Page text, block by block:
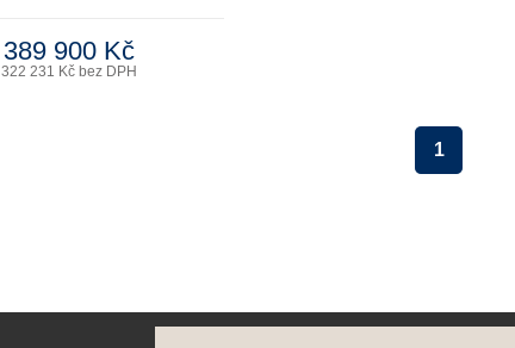
389 900 Kč
322 231 Kč bez DPH
1